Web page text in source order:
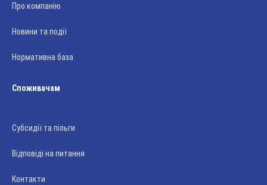
Про компанію
Новини та події
Нормативна база
Споживачам
Субсидії та пільги
Відповіді на питання
Контакти